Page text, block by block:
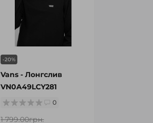
-20%
Vans - Лонгслив
VN0A49LCY281
0
1 799.00грн.